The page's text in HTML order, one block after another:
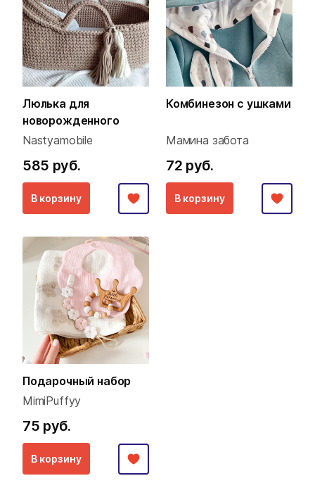
Люлька для
новорожденного
Nastyamobile
585 руб.
В корзину
Комбинезон с ушками
Мамина забота
72 руб.
В корзину
Подарочный набор
MimiPuffyy
75 руб.
В корзину